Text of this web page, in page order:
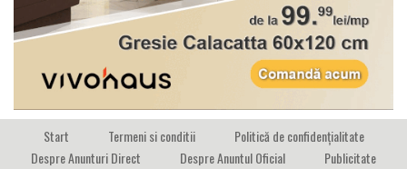
Start Termeni si conditii
Politică de confidențialitate
Despre Anunturi Direct
Despre Anuntul Oficial
Publicitate